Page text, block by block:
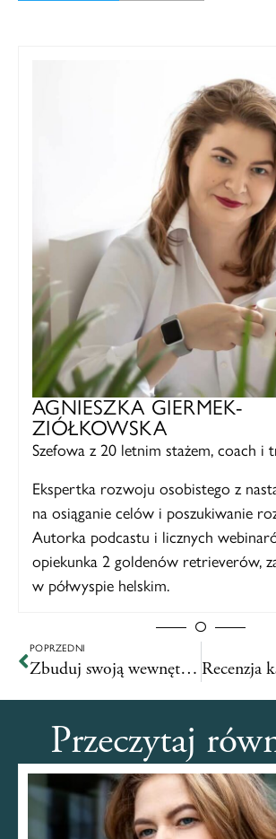
AGNIESZKA GIERMEK-
ZIÓŁKOWSKA
Szefowa z 20 letnim stażem, coach i
Ekspertka rozwoju osobistego z
na osiąganie celów i poszukiwanie
Autorka podcastu i licznych
opiekunka 2 goldenów retrieverów,
w półwyspie helskim.
POPRZEDNI
Zbuduj swoją wewnętrzną siłę – recenzja szkolenia.
Przeczytaj